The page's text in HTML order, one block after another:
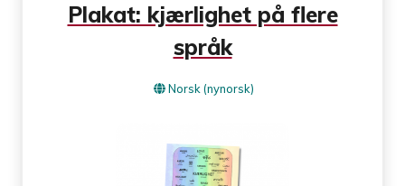
Plakat: kjærlighet på flere
språk
Norsk (nynorsk)